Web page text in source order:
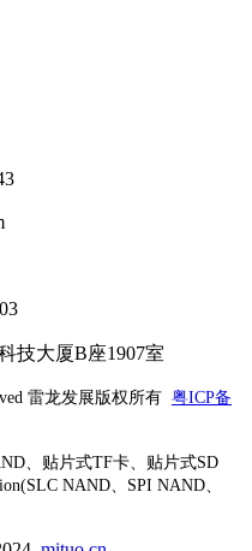
技大厦B座1907室
雷龙发展版权所有 粤ICP备
、贴片式TF卡、贴片式SD
NAND、SPI NAND、